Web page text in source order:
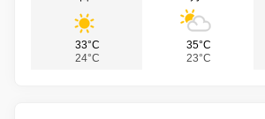
33°C
24°C
35°C
23°C